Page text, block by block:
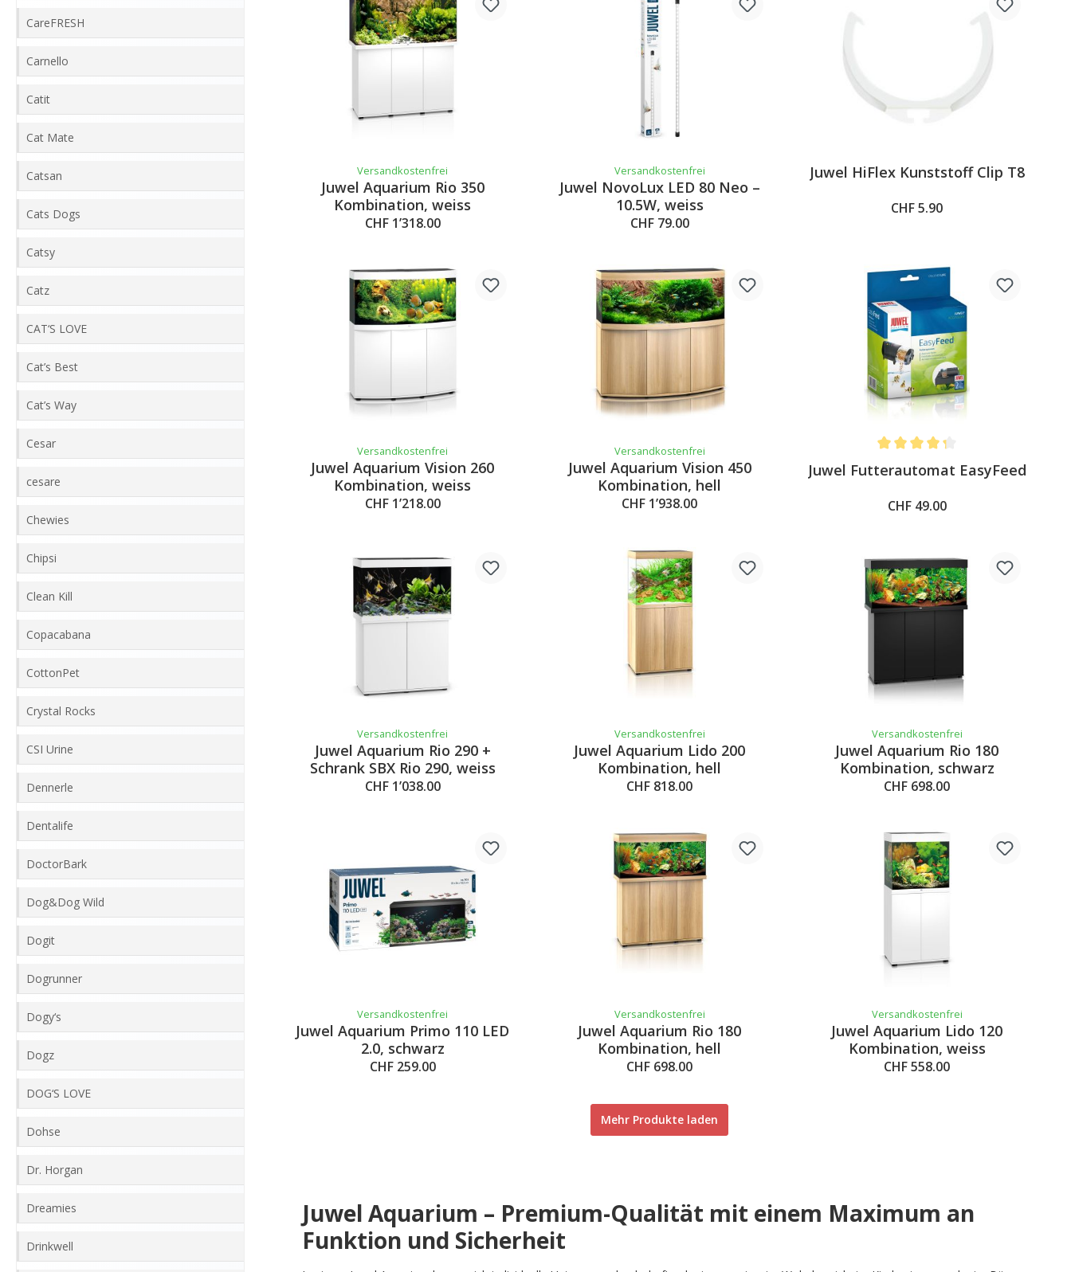
CareFRESH
Carnello
Catit
Cat Mate
Catsan
Cats Dogs
Catsy
Catz
CAT‘S LOVE
Cat’s Best
Cat’s Way
Cesar
cesare
Chewies
Chipsi
Clean Kill
Copacabana
CottonPet
Crystal Rocks
CSI Urine
Dennerle
Dentalife
DoctorBark
Dog&Dog Wild
Dogit
Dogrunner
Dogy‘s
Dogz
DOG‘S LOVE
Dohse
Dr. Horgan
Dreamies
Drinkwell
Versandkostenfrei
Juwel Aquarium Rio 350
Kombination, weiss
CHF 1’318.00
Versandkostenfrei
Juwel NovoLux LED 80 Neo –
10.5W, weiss
CHF 79.00
Juwel HiFlex Kunststoff Clip T8
CHF 5.90
Versandkostenfrei
Juwel Aquarium Vision 260
Kombination, weiss
CHF 1’218.00
Versandkostenfrei
Juwel Aquarium Vision 450
Kombination, hell
CHF 1’938.00
Juwel Futterautomat EasyFeed
CHF 49.00
Versandkostenfrei
Juwel Aquarium Rio 290 +
Schrank SBX Rio 290, weiss
CHF 1’038.00
Versandkostenfrei
Juwel Aquarium Lido 200
Kombination, hell
CHF 818.00
Versandkostenfrei
Juwel Aquarium Rio 180
Kombination, schwarz
CHF 698.00
Versandkostenfrei
Juwel Aquarium Primo 110 LED
2.0, schwarz
CHF 259.00
Versandkostenfrei
Juwel Aquarium Rio 180
Kombination, hell
CHF 698.00
Versandkostenfrei
Juwel Aquarium Lido 120
Kombination, weiss
CHF 558.00
Mehr Produkte laden
Juwel Aquarium – Premium-Qualität mit einem Maximum an
Funktion und Sicherheit